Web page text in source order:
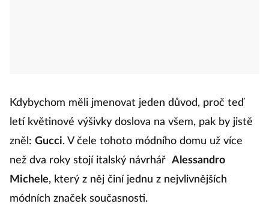
Kdybychom měli jmenovat jeden důvod, proč teď
letí květinové výšivky doslova na všem, pak by jistě
zněl: Gucci. V čele tohoto módního domu už více
než dva roky stojí italský návrhář Alessandro
Michele, který z něj činí jednu z nejvlivnějších
módních značek současnosti.